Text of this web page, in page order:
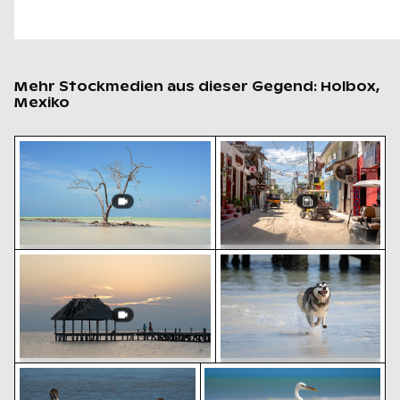
Mehr Stockmedien aus dieser Gegend: Holbox,
Mexiko
Einsamer Baum im Naturschutzgebiet Yum Balam
Belebte Straßenszene
Belebte Straßenszene mit
Golfwagen in Holbox
Romantischer Antrag auf dem Pier von Holbox Island
Romantischer Antrag auf dem Pier
von Holbox Island bei
Sibirischer Husky läuft
Sibirischer Husky läuft am
Strand durch das Wasser
Pelikane auf ruhigem WasserEleganter Reiher am